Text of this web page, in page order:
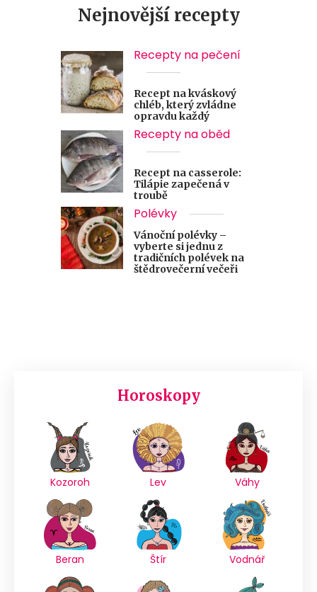
Nejnovější recepty
Recepty na pečení
Recept na kváskový
chléb, který zvládne
opravdu každý
Recepty na oběd
Recept na casserole:
Tilápie zapečená v
troubě
Polévky
Vánoční polévky –
vyberte si jednu z
tradičních polévek na
štědrovečerní večeři
Horoskopy
Kozoroh Lev Váhy
Beran Štír Vodnář